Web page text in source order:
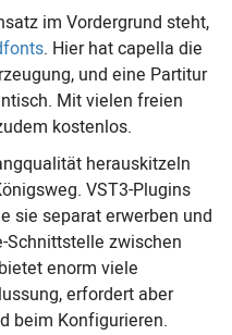
im Vordergrund steht,
. Hier hat capella die
und eine Partitur
Mit vielen freien
kostenlos.
herauskitzeln
VST3-Plugins
sie separat erwerben und
Schnittstelle zwischen
enorm viele
erfordert aber
beim Konfigurieren.